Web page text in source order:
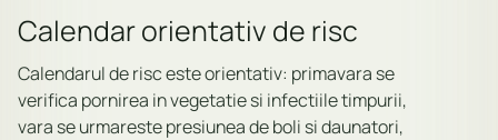
Calendar orientativ de risc
Calendarul de risc este orientativ: primavara se
verifica pornirea in vegetatie si infectiile timpurii,
vara se urmareste presiunea de boli si daunatori,